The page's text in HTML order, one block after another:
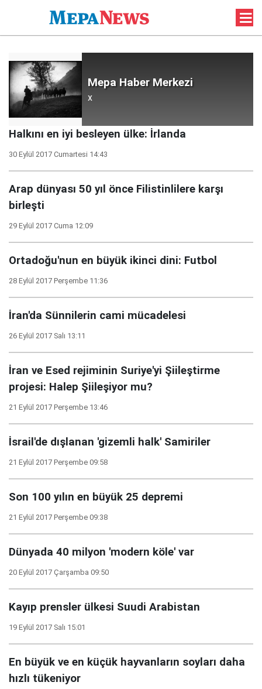
Mepa Haber Merkezi
x
Halkını en iyi besleyen ülke: İrlanda
30 Eylül 2017 Cumartesi 14:43
Arap dünyası 50 yıl önce Filistinlilere karşı
birleşti
29 Eylül 2017 Cuma 12:09
Ortadoğu'nun en büyük ikinci dini: Futbol
28 Eylül 2017 Perşembe 11:36
İran'da Sünnilerin cami mücadelesi
26 Eylül 2017 Salı 13:11
İran ve Esed rejiminin Suriye'yi Şiileştirme
projesi: Halep Şiileşiyor mu?
21 Eylül 2017 Perşembe 13:46
İsrail'de dışlanan 'gizemli halk' Samiriler
21 Eylül 2017 Perşembe 09:58
Son 100 yılın en büyük 25 depremi
21 Eylül 2017 Perşembe 09:38
Dünyada 40 milyon 'modern köle' var
20 Eylül 2017 Çarşamba 09:50
Kayıp prensler ülkesi Suudi Arabistan
19 Eylül 2017 Salı 15:01
En büyük ve en küçük hayvanların soyları daha
hızlı tükeniyor